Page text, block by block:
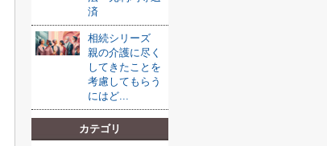
済
相続シリーズ
親の介護に尽く
してきたことを
考慮してもらう
にはど...
カテゴリ